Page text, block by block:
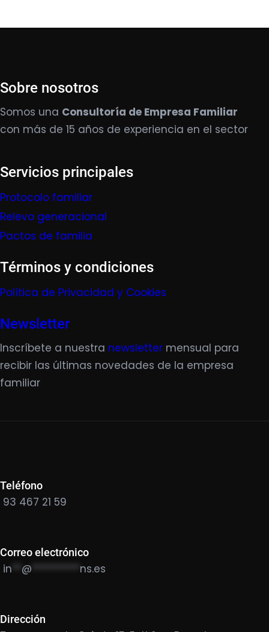
Sobre nosotros
Somos una Consultoría de Empresa Familiar
con más de 15 años de experiencia en el sector
Servicios principales
Protocolo familiar
Relevo generacional
Pactos de familia
Términos y condiciones
Política de Privacidad y Cookies
Newsletter
Inscríbete a nuestra newsletter mensual para
recibir las últimas novedades de la empresa
familiar
Teléfono
93 467 21 59
Correo electrónico
in @ ********** ns.es
Dirección